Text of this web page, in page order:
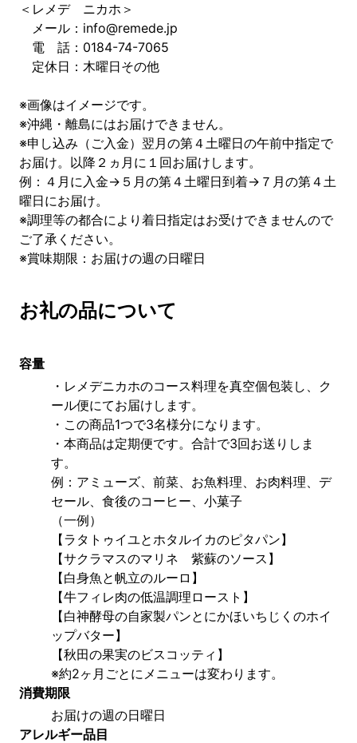
＜レメデ ニカホ＞
メール：info@remede.jp
電 話：0184-74-7065
定休日：木曜日その他
※画像はイメージです。
※沖縄・離島にはお届けできません。
※申し込み（ご入金）翌月の第４土曜日の午前中指定で
お届け。以降２ヵ月に１回お届けします。
例：４月に入金→５月の第４土曜日到着→７月の第４土
曜日にお届け。
※調理等の都合により着日指定はお受けできませんので
ご了承ください。
※賞味期限：お届けの週の日曜日
お礼の品について
容量
・レメデニカホのコース料理を真空個包装し、ク
ール便にてお届けします。
・この商品1つで3名様分になります。
・本商品は定期便です。合計で3回お送りしま
す。
例：アミューズ、前菜、お魚料理、お肉料理、デ
セール、食後のコーヒー、小菓子
（一例）
【ラタトゥイユとホタルイカのピタパン】
【サクラマスのマリネ　紫蘇のソース】
【白身魚と帆立のルーロ】
【牛フィレ肉の低温調理ロースト】
【白神酵母の自家製パンとにかほいちじくのホイ
ップバター】
【秋田の果実のビスコッティ】
※約2ヶ月ごとにメニューは変わります。
消費期限
お届けの週の日曜日
アレルギー品目